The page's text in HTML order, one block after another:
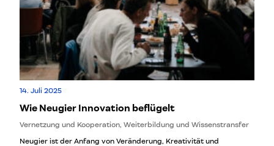
14. Juli 2025
Wie Neugier Innovation beflügelt
Vernetzung und Kooperation, Weiterbildung und Wissenstransfer
Neugier ist der Anfang von Veränderung, Kreativität und